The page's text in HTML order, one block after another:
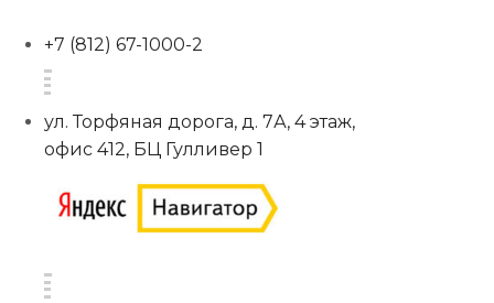
+7 (812) 67-1000-2
ул. Торфяная дорога, д. 7А, 4 этаж,
офис 412, БЦ Гулливер 1